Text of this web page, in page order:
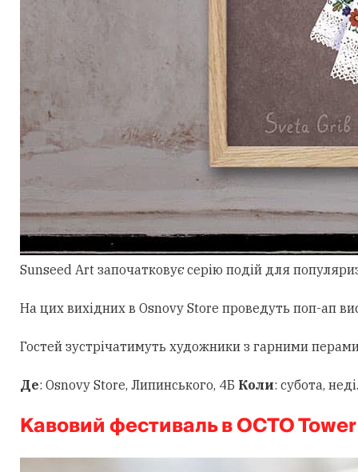
Sunseed Art започатковує серію подій для
На цих вихідних в Osnovy Store проведуть поп-ап
Гостей зустрічатимуть художники з гарними
Де: Osnovy Store, Липинського, 4Б Коли: субота,
Кавовий фестиваль в OCTO Tower